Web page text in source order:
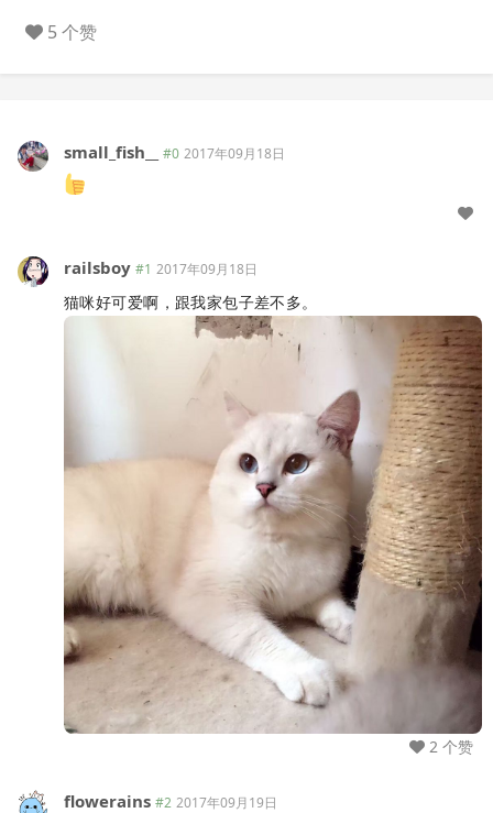
5 个赞
small_fish__ #0 2017年09月18日
railsboy #1 2017年09月18日
猫咪好可爱啊，跟我家包子差不多。
2 个赞
flowerains #2 2017年09月19日